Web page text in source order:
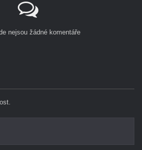
nejsou žádné komentáře